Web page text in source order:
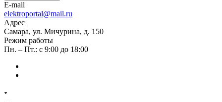
E-mail
elektroportal@mail.ru
Адрес
Самара, ул. Мичурина, д. 150
Режим работы
Пн. – Пт.: с 9:00 до 18:00